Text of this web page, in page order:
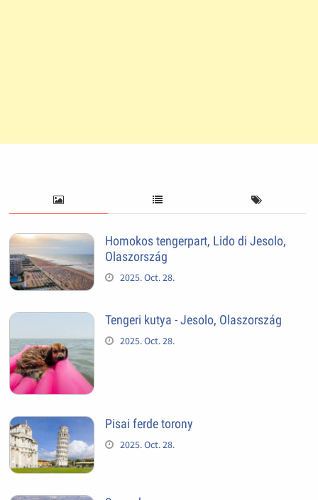
Homokos tengerpart, Lido di Jesolo,
Olaszország
2025. Oct. 28.
Tengeri kutya - Jesolo, Olaszország
2025. Oct. 28.
Pisai ferde torony
2025. Oct. 28.